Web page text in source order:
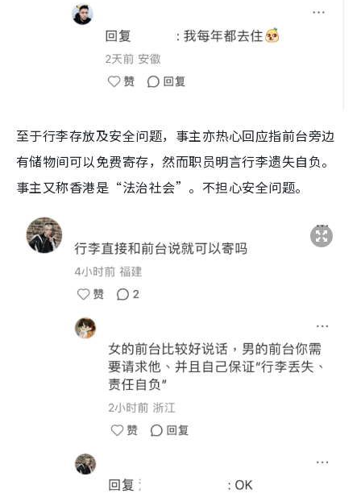
至于行李存放及安全问题，事主亦热心回应指前台旁边
有储物间可以免费寄存，然而职员明言行李遗失自负。
事主又称香港是“法治社会”。不担心安全问题。